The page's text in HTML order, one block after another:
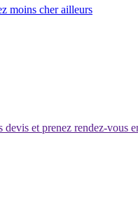
moins cher ailleurs
devis et prenez rendez-vous